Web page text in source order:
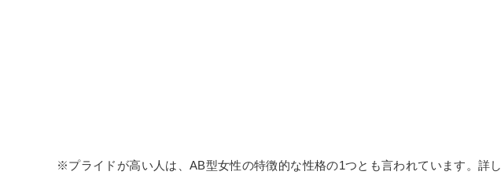
※プライドが高い人は、AB型女性の特徴的な性格の1つとも言われています。詳